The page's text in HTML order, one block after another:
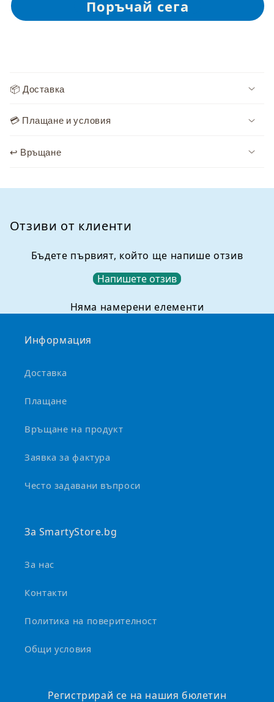
д
р
а
и
,
м
📦 Доставка
💳 Плащане и условия
↩️ Връщане
Отзиви от клиенти
Бъдете първият, който ще напише отзив
Напишете отзив
Няма намерени елементи
Информация
Доставка
Плащане
Връщане на продукт
Заявка за фактура
Често задавани въпроси
За SmartyStore.bg
За нас
Контакти
Политика на поверителност
Общи условия
Регистрирай се на нашия бюлетин